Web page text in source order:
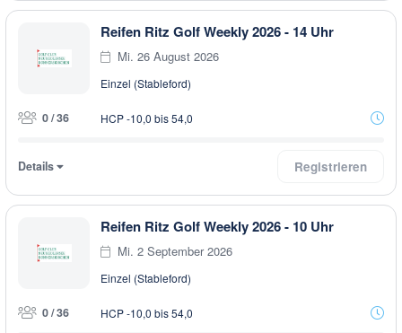
Reifen Ritz Golf Weekly 2026 - 14 Uhr
Mi. 26 August 2026
Einzel (Stableford)
0 / 36 HCP -10,0 bis 54,0
Details Registrieren
Reifen Ritz Golf Weekly 2026 - 10 Uhr
Mi. 2 September 2026
Einzel (Stableford)
0 / 36 HCP -10,0 bis 54,0